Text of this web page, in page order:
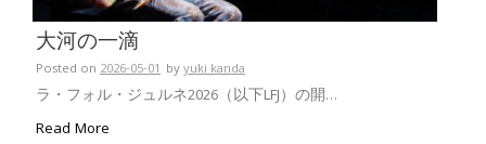
大河の一滴
Posted on 2026-05-01 byyuki kanda
ラ・フォル・ジュルネ2026（以下LFJ）の開…
Read More